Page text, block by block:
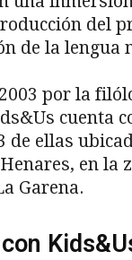
del
de la lengua
por la
cuenta
de ellas
en la
Garena.